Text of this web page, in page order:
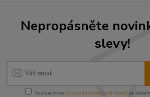
Nepropásněte
slevy!
Souhlasím se zpracováním osobních údajůza